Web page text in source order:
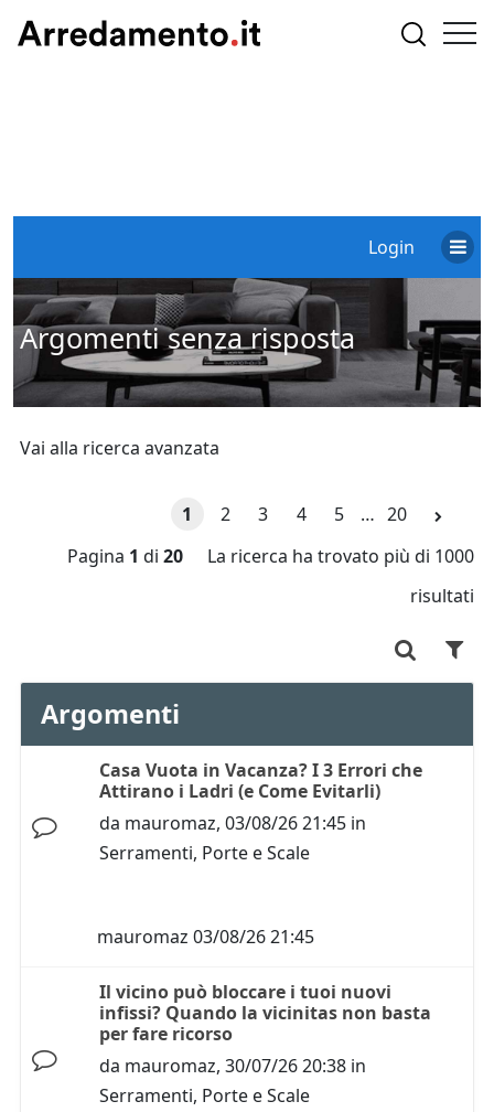
Login
Argomenti senza risposta
Vai alla ricerca avanzata
1 2 3 4 5 … 20
Pagina 1 di 20
La ricerca ha trovato più di 1000
risultati
Argomenti
Casa Vuota in Vacanza? I 3 Errori che
Attirano i Ladri (e Come Evitarli)
da mauromaz, 03/08/26 21:45 in
Serramenti, Porte e Scale
mauromaz 03/08/26 21:45
Il vicino può bloccare i tuoi nuovi
infissi? Quando la vicinitas non basta
per fare ricorso
da mauromaz, 30/07/26 20:38 in
Serramenti, Porte e Scale